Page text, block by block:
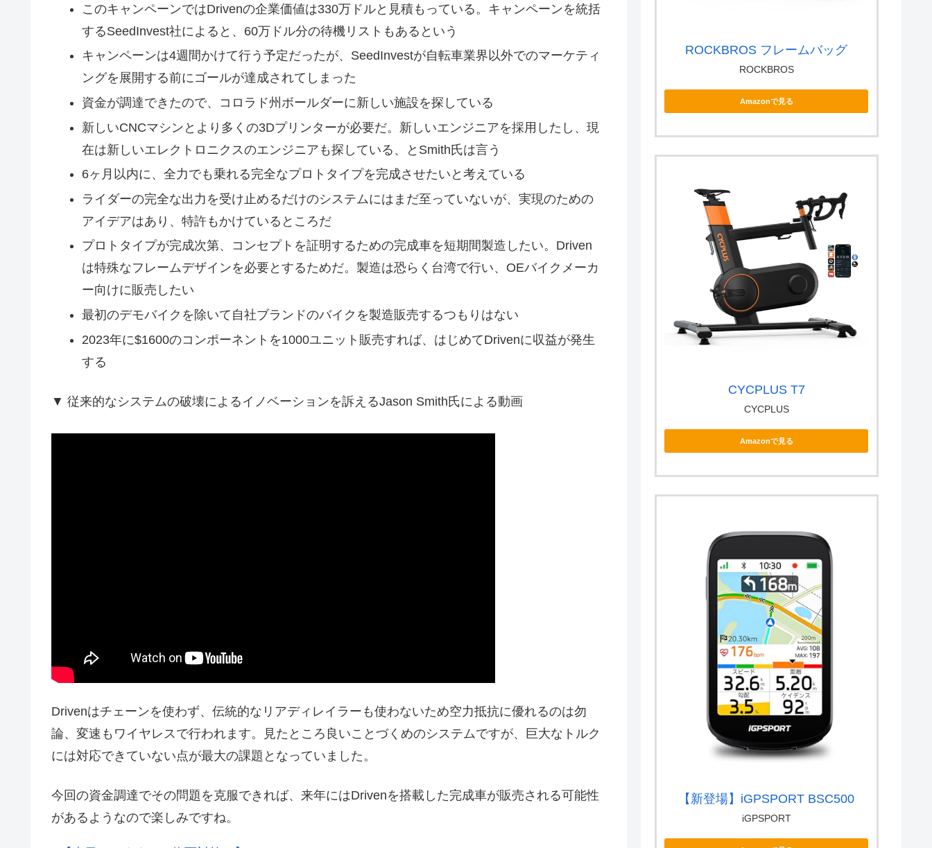
このキャンペーンではDrivenの企業価値は330万ドルと見積もっている。キャンペーンを統括
するSeedInvest社によると、60万ドル分の待機リストもあるという
キャンペーンは4週間かけて行う予定だったが、SeedInvestが自転車業界以外でのマーケティ
ングを展開する前にゴールが達成されてしまった
資金が調達できたので、コロラド州ボールダーに新しい施設を探している
新しいCNCマシンとより多くの3Dプリンターが必要だ。新しいエンジニアを採用したし、現
在は新しいエレクトロニクスのエンジニアも探している、とSmith氏は言う
6ヶ月以内に、全力でも乗れる完全なプロトタイプを完成させたいと考えている
ライダーの完全な出力を受け止めるだけのシステムにはまだ至っていないが、実現のための
アイデアはあり、特許もかけているところだ
プロトタイプが完成次第、コンセプトを証明するための完成車を短期間製造したい。Driven
は特殊なフレームデザインを必要とするためだ。製造は恐らく台湾で行い、OEバイクメーカ
ー向けに販売したい
最初のデモバイクを除いて自社ブランドのバイクを製造販売するつもりはない
2023年に$1600のコンポーネントを1000ユニット販売すれば、はじめてDrivenに収益が発生
する
▼ 従来的なシステムの破壊によるイノベーションを訴えるJason Smith氏による動画
Drivenはチェーンを使わず、伝統的なリアディレイラーも使わないため空力抵抗に優れるのは勿
論、変速もワイヤレスで行われます。見たところ良いことづくめのシステムですが、巨大なトルク
には対応できていない点が最大の課題となっていました。
今回の資金調達でその問題を克服できれば、来年にはDrivenを搭載した完成車が販売される可能性
があるようなので楽しみですね。
ROCKBROS フレームバッグ
ROCKBROS
Amazonで見る
CYCPLUS T7
CYCPLUS
Amazonで見る
【新登場】iGPSPORT BSC500
iGPSPORT